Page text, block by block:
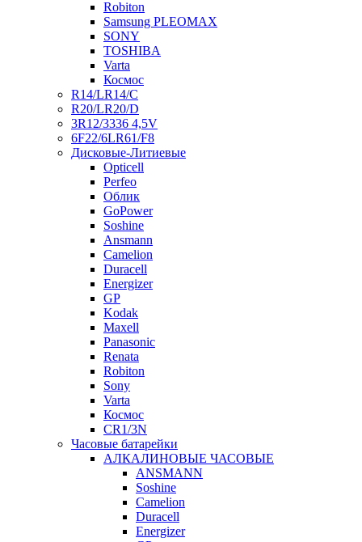
Robiton
Samsung PLEOMAX
SONY
TOSHIBA
Varta
Космос
R14/LR14/C
R20/LR20/D
3R12/3336 4,5V
6F22/6LR61/F8
Дисковые-Литиевые
Opticell
Perfeo
Облик
GoPower
Soshine
Ansmann
Camelion
Duracell
Energizer
GP
Kodak
Maxell
Panasonic
Renata
Robiton
Sony
Varta
Космос
CR1/3N
Часовые батарейки
АЛКАЛИНОВЫЕ ЧАСОВЫЕ
ANSMANN
Soshine
Camelion
Duracell
Energizer